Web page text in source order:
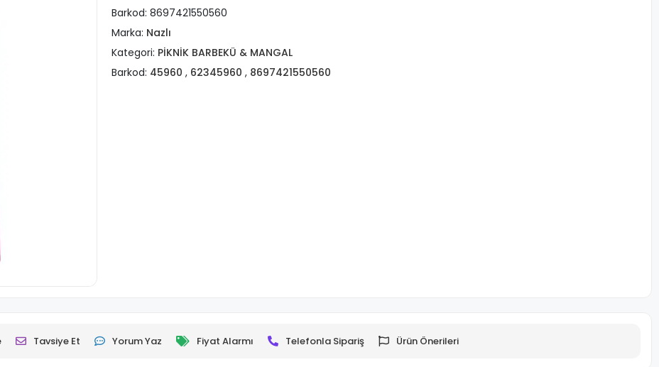
Barkod: 8697421550560
Marka: Nazlı
Kategori: PİKNİK BARBEKÜ & MANGAL
Barkod: 45960 , 62345960 , 8697421550560
Tavsiye Et Yorum Yaz Fiyat Alarmı Telefonla Sipariş Ürün Önerileri